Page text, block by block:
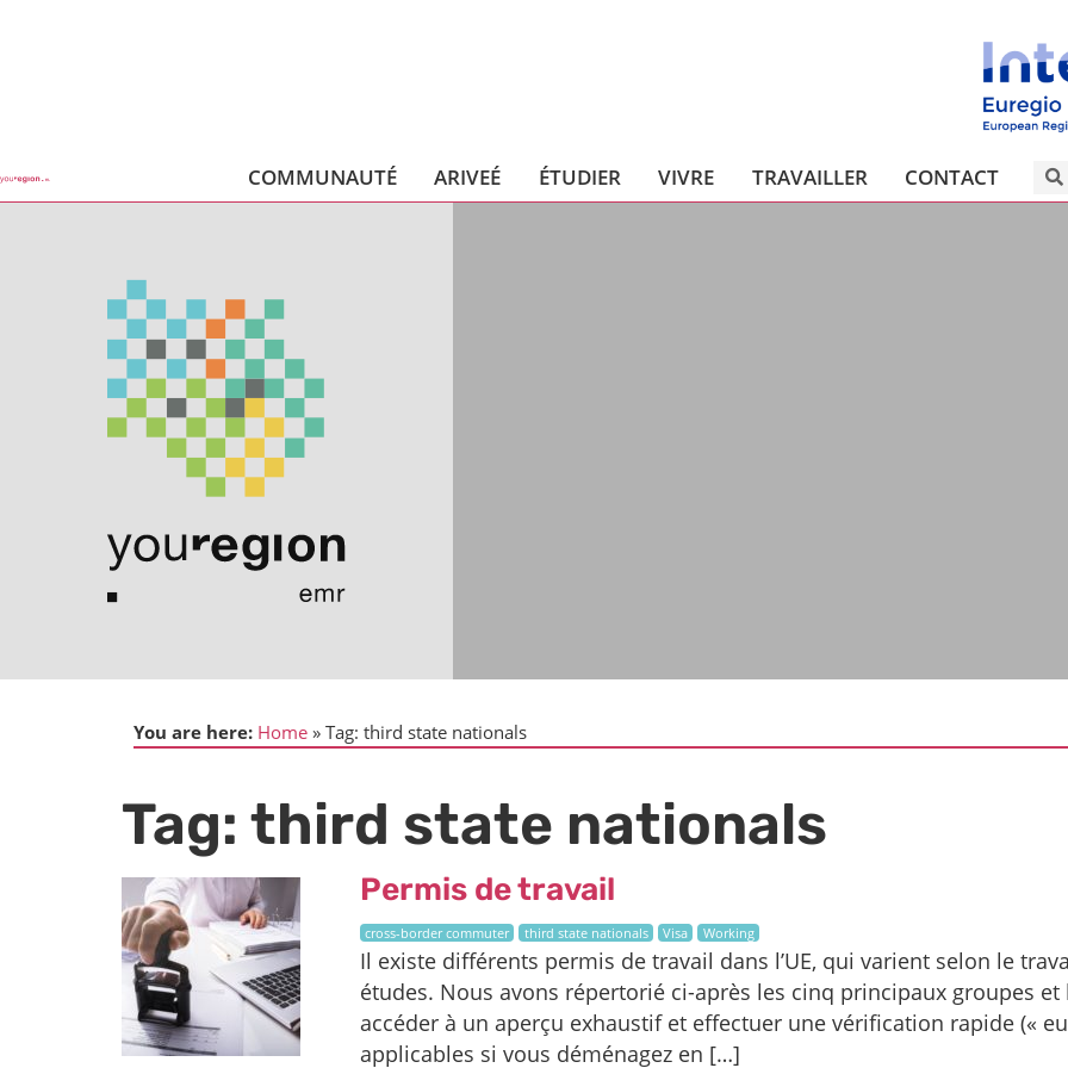
COMMUNAUTÉ ARIVEÉ ÉTUDIER VIVRE TRAVAILLER CONTACT
You are here: Home Tag: third state nationals
Tag: third state nationals
Permis de travail
cross-border commuter third state nationals Visa Working
Il existe différents permis de travail dans l’UE, qui varient selon le
études. Nous avons répertorié ci-après les cinq principaux groupes
accéder à un aperçu exhaustif et effectuer une vérification rapide («
applicables si vous déménagez en […]